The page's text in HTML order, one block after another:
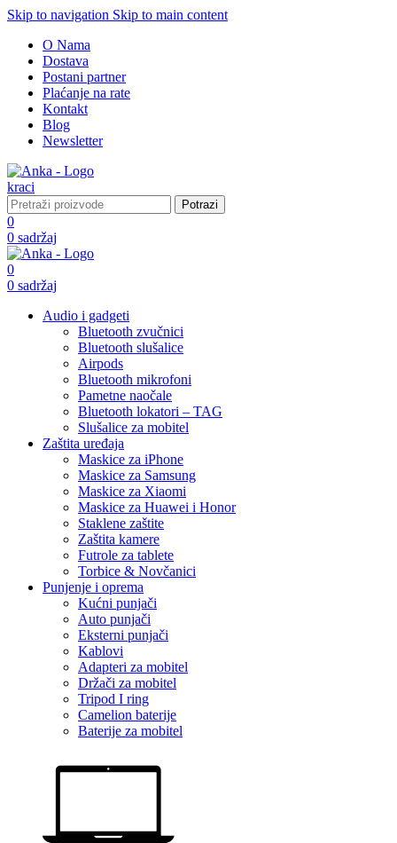
Skip to navigation Skip to main content
O Nama
Dostava
Postani partner
Plaćanje na rate
Kontakt
Blog
Newsletter
Potrazi
0
0 sadržaj
0
0 sadržaj
Audio i gadgeti
Bluetooth zvučnici
Bluetooth slušalice
Airpods
Bluetooth mikrofoni
Pametne naočale
Bluetooth lokatori – TAG
Slušalice za mobitel
Zaštita uređaja
Maskice za iPhone
Maskice za Samsung
Maskice za Xiaomi
Maskice za Huawei i Honor
Staklene zaštite
Zaštita kamere
Futrole za tablete
Torbice & Novčanici
Punjenje i oprema
Kućni punjači
Auto punjači
Eksterni punjači
Kablovi
Adapteri za mobitel
Držači za mobitel
Tripod I ring
Camelion baterije
Baterije za mobitel